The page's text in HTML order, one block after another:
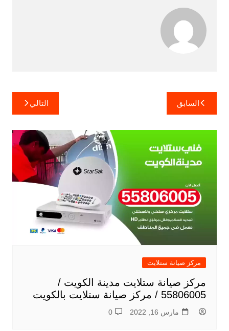
تصفّح
المقالات
السابق التالي
مركز صيانة ستلايت
مركز صيانة ستلايت مدينة الكويت /
55806005 / مركز صيانة ستلايت بالكويت
مارس 16, 2022 0